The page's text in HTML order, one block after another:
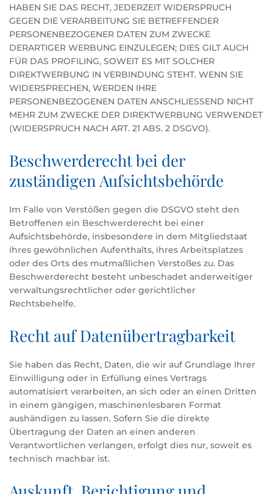
HABEN SIE DAS RECHT, JEDERZEIT WIDERSPRUCH
GEGEN DIE VERARBEITUNG SIE BETREFFENDER
PERSONENBEZOGENER DATEN ZUM ZWECKE
DERARTIGER WERBUNG EINZULEGEN; DIES GILT AUCH
FÜR DAS PROFILING, SOWEIT ES MIT SOLCHER
DIREKTWERBUNG IN VERBINDUNG STEHT. WENN SIE
WIDERSPRECHEN, WERDEN IHRE
PERSONENBEZOGENEN DATEN ANSCHLIESSEND NICHT
MEHR ZUM ZWECKE DER DIREKTWERBUNG VERWENDET
(WIDERSPRUCH NACH ART. 21 ABS. 2 DSGVO).
Beschwerde­recht bei der
zuständigen Aufsichts­behörde
Im Falle von Verstößen gegen die DSGVO steht den
Betroffenen ein Beschwerderecht bei einer
Aufsichtsbehörde, insbesondere in dem Mitgliedstaat
ihres gewöhnlichen Aufenthalts, ihres Arbeitsplatzes
oder des Orts des mutmaßlichen Verstoßes zu. Das
Beschwerderecht besteht unbeschadet anderweitiger
verwaltungsrechtlicher oder gerichtlicher
Rechtsbehelfe.
Recht auf Daten­übertrag­barkeit
Sie haben das Recht, Daten, die wir auf Grundlage Ihrer
Einwilligung oder in Erfüllung eines Vertrags
automatisiert verarbeiten, an sich oder an einen Dritten
in einem gängigen, maschinenlesbaren Format
aushändigen zu lassen. Sofern Sie die direkte
Übertragung der Daten an einen anderen
Verantwortlichen verlangen, erfolgt dies nur, soweit es
technisch machbar ist.